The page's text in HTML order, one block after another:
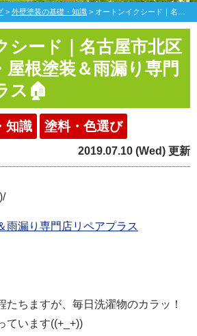
> 外壁塗装の基礎・知識 > オートンイクシード｜名古屋市北区の外壁塗装・屋根塗装＆雨漏り専門店リペアプラス🏠
シード｜名古屋市北区
屋根塗装＆雨漏り専門
ス🏠
知識 塗料・色選び
2019.07.10 (Wed) 更新
雨漏り専門店リペアプラス
たちますが、毎日洗濯物のカラッ！
ています((+_+))